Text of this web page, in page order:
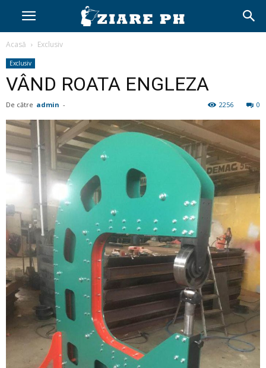
Acasă Exclusiv
Exclusiv
VÂND ROATA ENGLEZA
De către admin - 0
2256